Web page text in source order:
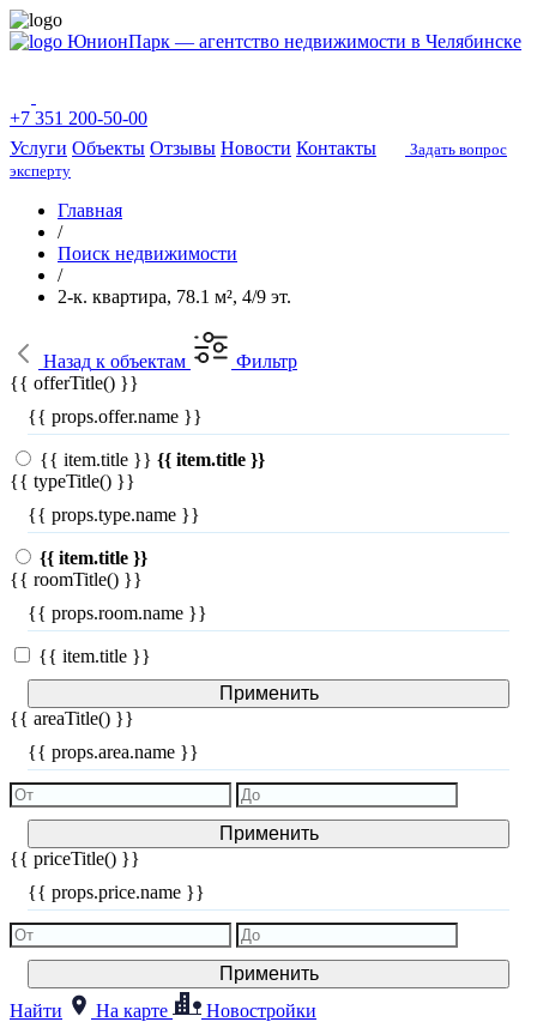
ЮнионПарк — агентство недвижимости в Челябинске
+7 351 200-50-00
Услуги Объекты Отзывы Новости Контакты
Задать вопрос
эксперту
Главная
/
Поиск недвижимости
/
2-к. квартира, 78.1 м², 4/9 эт.
Назад к объектам
Фильтр
{{ offerTitle() }}
{{ props.offer.name }}
{{ item.title }} {{ item.title }}
{{ typeTitle() }}
{{ props.type.name }}
{{ item.title }}
{{ roomTitle() }}
{{ props.room.name }}
{{ item.title }}
Применить
{{ areaTitle() }}
{{ props.area.name }}
Применить
{{ priceTitle() }}
{{ props.price.name }}
Применить
Найти
На карте Новостройки